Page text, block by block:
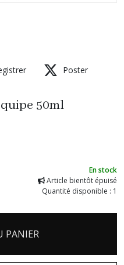
Poster
50ml
En stock
Article bientôt épuisé
Quantité disponible : 1
PANIER